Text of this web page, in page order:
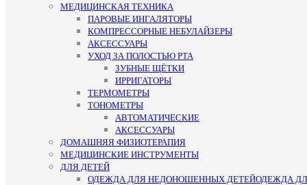
МЕДИЦИНСКАЯ ТЕХНИКА
ПАРОВЫЕ ИНГАЛЯТОРЫ
КОМПРЕССОРНЫЕ НЕБУЛАЙЗЕРЫ
АКСЕССУАРЫ
УХОД ЗА ПОЛОСТЬЮ РТА
ЗУБНЫЕ ЩЁТКИ
ИРРИГАТОРЫ
ТЕРМОМЕТРЫ
ТОНОМЕТРЫ
АВТОМАТИЧЕСКИЕ
АКСЕССУАРЫ
ДОМАШНЯЯ ФИЗИОТЕРАПИЯ
МЕДИЦИНСКИЕ ИНСТРУМЕНТЫ
ДЛЯ ДЕТЕЙ
ОДЕЖДА ДЛЯ НЕДОНОШЕННЫХ ДЕТЕЙОДЕЖДА